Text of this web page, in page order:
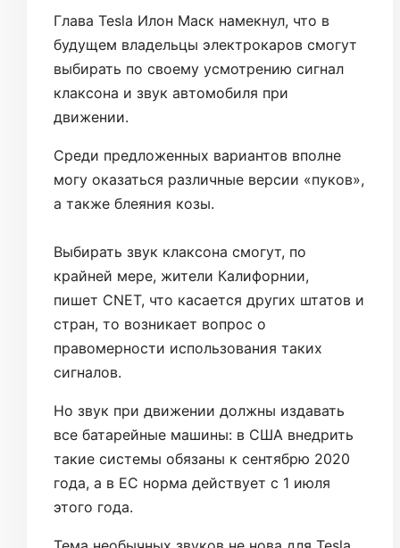
Глава Tesla Илон Маск намекнул, что в
будущем владельцы электрокаров смогут
выбирать по своему усмотрению сигнал
клаксона и звук автомобиля при
движении.
Среди предложенных вариантов вполне
могу оказаться различные версии «пуков»,
а также блеяния козы.
Выбирать звук клаксона смогут, по
крайней мере, жители Калифорнии,
пишет CNET, что касается других штатов и
стран, то возникает вопрос о
правомерности использования таких
сигналов.
Но звук при движении должны издавать
все батарейные машины: в США внедрить
такие системы обязаны к сентябрю 2020
года, а в ЕС норма действует с 1 июля
этого года.